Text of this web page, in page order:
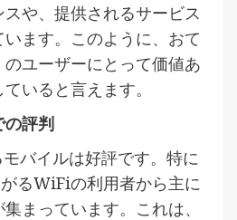
や、提供されるサービス
ます。このように、おて
ユーザーにとって価値あ
いると言えます。
評判
バイルは好評です。特に
るWiFiの利用者から主に
まっています。これは、